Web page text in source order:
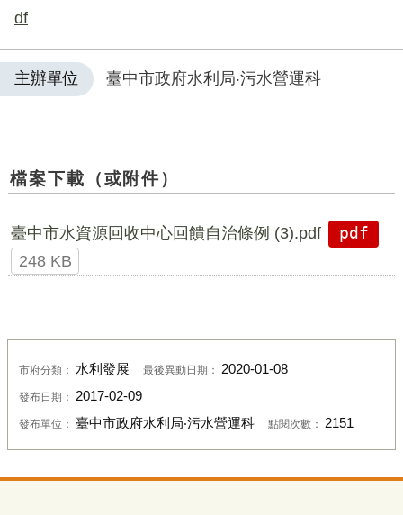
df
主辦單位 臺中市政府水利局‧污水營運科
檔案下載（或附件）
臺中市水資源回收中心回饋自治條例 (3).pdf
pdf
248 KB
市府分類： 水利發展 最後異動日期： 2020-01-08
發布日期： 2017-02-09
發布單位： 臺中市政府水利局‧污水營運科 點閱次數： 2151